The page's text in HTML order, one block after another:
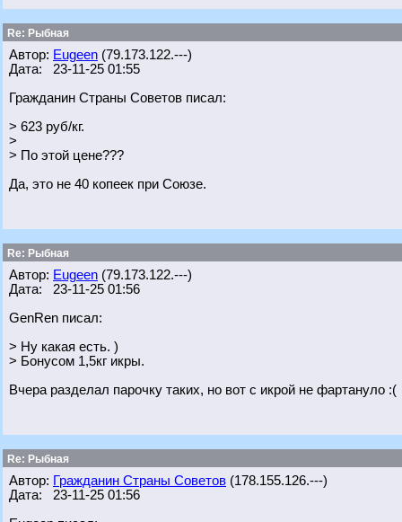
Re: Рыбная
Автор: Eugeen (79.173.122.---)
Дата: 23-11-25 01:55
Гражданин Страны Советов писал:
> 623 руб/кг.
>
> По этой цене???
Да, это не 40 копеек при Союзе.
Re: Рыбная
Автор: Eugeen (79.173.122.---)
Дата: 23-11-25 01:56
GenRen писал:
> Ну какая есть. )
> Бонусом 1,5кг икры.
Вчера разделал парочку таких, но вот с икрой не фартануло :(
Re: Рыбная
Автор: Гражданин Страны Советов (178.155.126.---)
Дата: 23-11-25 01:56